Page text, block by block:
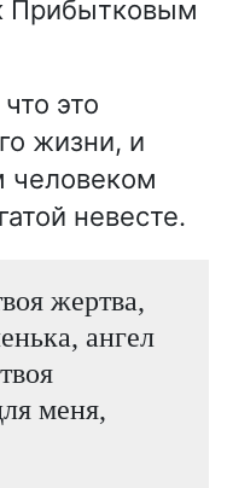
Прибытковым
это
жизни, и
человеком
невесте.
жертва,
ангел
меня,